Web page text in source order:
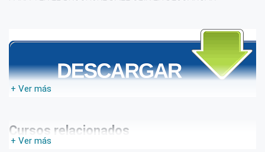
+ Ver más
+ Ver más
Cursos relacionados